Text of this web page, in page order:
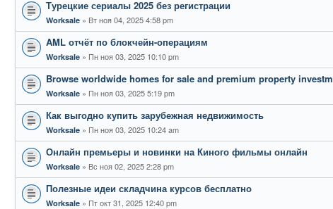
Турецкие сериалы 2025 без регистрации
Worksale Вт ноя 04, 2025 4:58 pm
AML отчёт по блокчейн-операциям
Worksale Пн ноя 03, 2025 10:10 pm
Browse worldwide homes for sale and premium property investm
Worksale Пн ноя 03, 2025 5:19 pm
Как выгодно купить зарубежная недвижимость
Worksale Пн ноя 03, 2025 10:24 am
Онлайн премьеры и новинки на Киного фильмы онлайн
Worksale Вс ноя 02, 2025 2:28 pm
Полезные идеи складчина курсов бесплатно
Worksale Пт окт 31, 2025 12:40 pm